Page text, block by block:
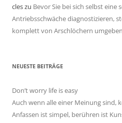
cleszu Bevor Sie bei sich selbst eine
Antriebsschwäche diagnostizieren,
komplett von Arschlöchern
NEUESTE BEITRÄGE
Don’t worry life is easy
Auch wenn alle einer Meinung sind,
Anfassen ist simpel, berühren ist